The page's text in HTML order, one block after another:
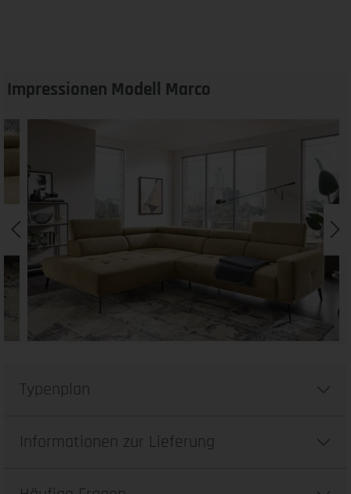
Impressionen Modell Marco
Typenplan
Informationen zur Lieferung